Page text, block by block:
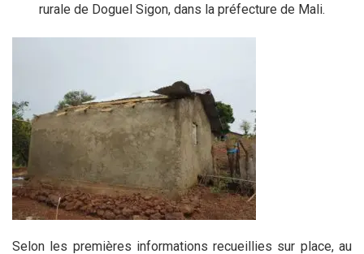
rurale de Doguel Sigon, dans la préfecture de Mali.
Selon les premières informations recueillies sur place, au